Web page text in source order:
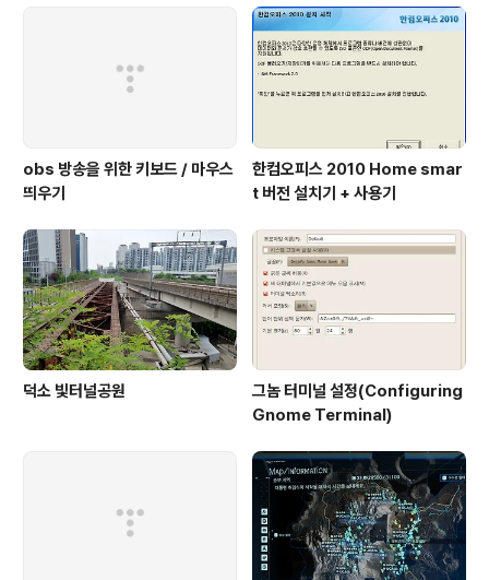
obs 방송을 위한 키보드 / 마우스
띄우기
한컴오피스 2010 Home smar
t 버전 설치기 + 사용기
덕소 빛터널공원
그놈 터미널 설정(Configuring
Gnome Terminal)